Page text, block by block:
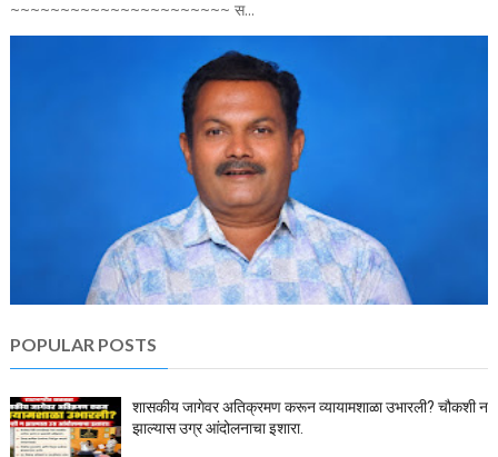
~~~~~~~~~~~~~~~~~~~~~~ स...
POPULAR POSTS
शासकीय जागेवर अतिक्रमण करून व्यायामशाळा उभारली? चौकशी न
झाल्यास उग्र आंदोलनाचा इशारा.